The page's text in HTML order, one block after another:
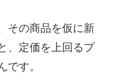
その商品を仮に新
、定価を上回るプ
です。